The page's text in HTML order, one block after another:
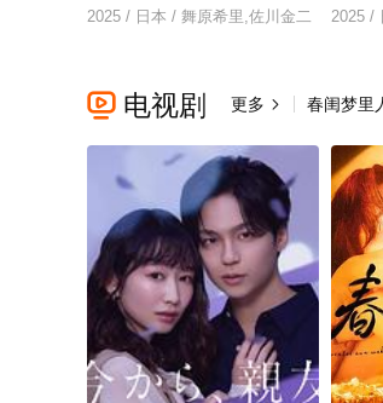
2025 / 日本 / 舞原希里,佐川金二 2025 /
 电视剧 更多  春闺梦里